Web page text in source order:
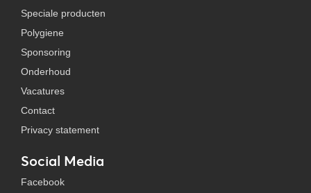
Speciale producten
Polygiene
Sponsoring
Onderhoud
Vacatures
Contact
Privacy statement
Social Media
Facebook